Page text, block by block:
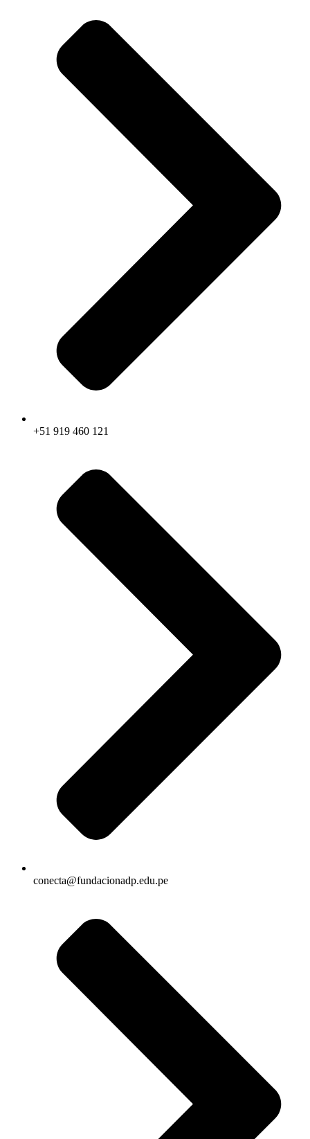
+51 919 460 121
conecta@fundacionadp.edu.pe